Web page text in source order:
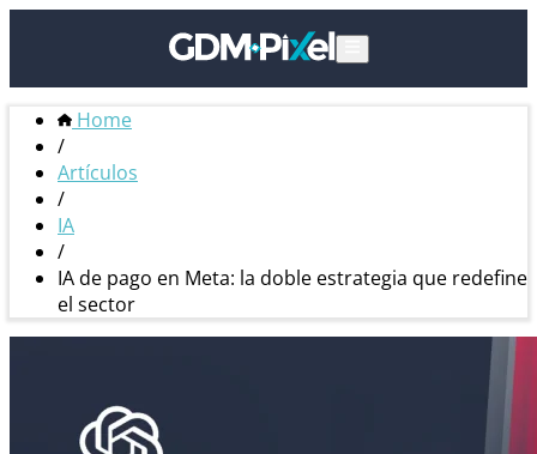
Home
/
Artículos
/
IA
/
IA de pago en Meta: la doble estrategia que redefine
el sector